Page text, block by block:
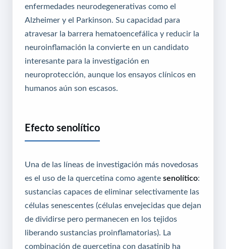
enfermedades neurodegenerativas como el
Alzheimer y el Parkinson. Su capacidad para
atravesar la barrera hematoencefálica y reducir la
neuroinflamación la convierte en un candidato
interesante para la investigación en
neuroprotección, aunque los ensayos clínicos en
humanos aún son escasos.
Efecto senolítico
Una de las líneas de investigación más novedosas
es el uso de la quercetina como agente senolítico:
sustancias capaces de eliminar selectivamente las
células senescentes (células envejecidas que dejan
de dividirse pero permanecen en los tejidos
liberando sustancias proinflamatorias). La
combinación de quercetina con dasatinib ha